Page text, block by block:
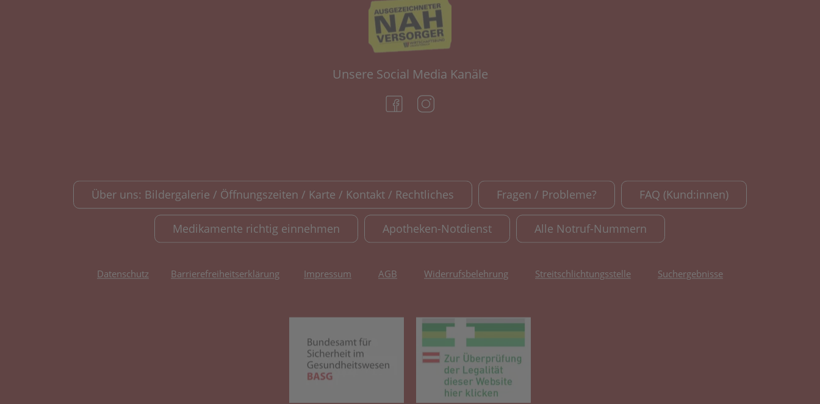
Unsere Social Media Kanäle
(öffnet in neuem Tab)
Über uns: Bildergalerie / Öffnungszeiten / Karte / Kontakt / Rechtliches Fragen / Probleme? FAQ (Kund:innen)
Medikamente richtig einnehmen Apotheken-Notdienst Alle Notruf-Nummern
Datenschutz Barrierefreiheitserklärung Impressum AGB Widerrufsbelehrung Streitschlichtungsstelle Suchergebnisse
(öffnet in neuem Tab)